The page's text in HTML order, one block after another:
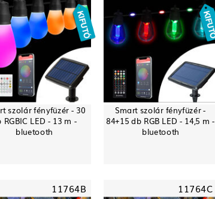
szolár fényfüzér - 30
RGBIC LED - 13 m -
bluetooth
Smart szolár fényfüzér -
84+15 db RGB LED - 14,5 m -
bluetooth
11764B 11764C